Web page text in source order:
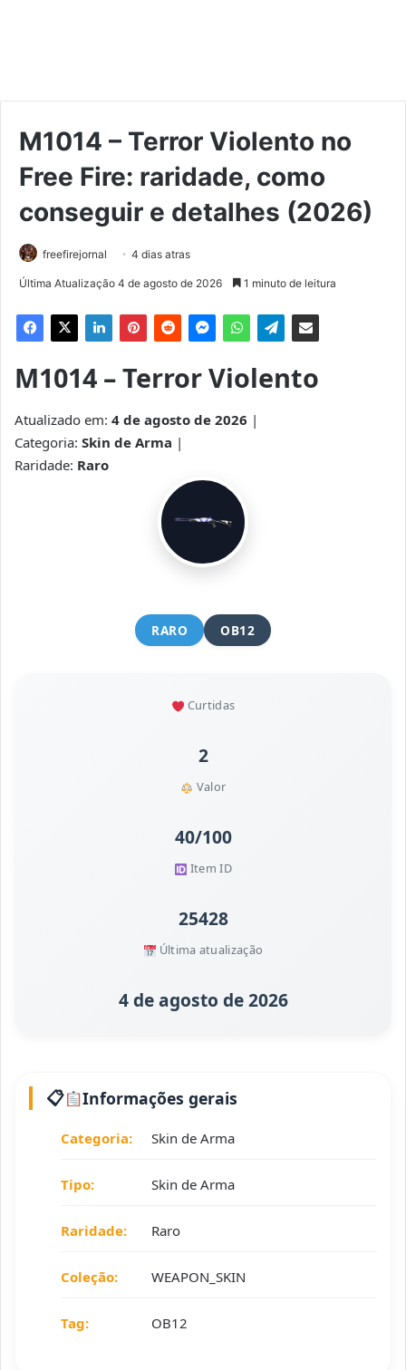
M1014 – Terror Violento no
Free Fire: raridade, como
conseguir e detalhes (2026)
freefirejornal 4 dias atras
Última Atualização 4 de agosto de 2026 1 minuto de leitura
M1014 – Terror Violento
Atualizado em: 4 de agosto de 2026 |
Categoria: Skin de Arma |
Raridade: Raro
RARO OB12
Curtidas
2
Valor
40/100
Item ID
25428
Última atualização
4 de agosto de 2026
Informações gerais
Categoria: Skin de Arma
Tipo: Skin de Arma
Raridade: Raro
Coleção: WEAPON_SKIN
Tag: OB12